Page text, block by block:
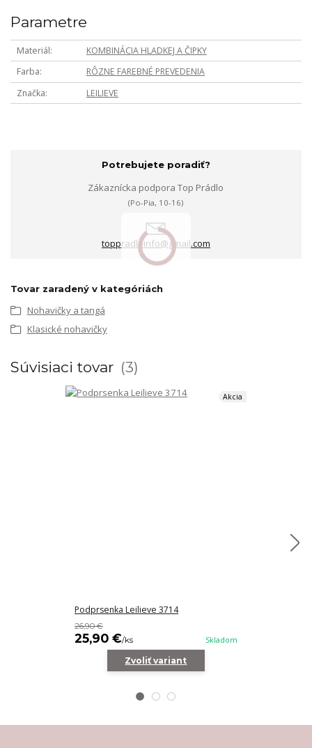
Parametre
Materiál
KOMBINÁCIA HLADKEJ A ČIPKY
Farba
RÔZNE FAREBNÉ PREVEDENIA
Značka
LEILIEVE
Potrebujete poradiť?
Zákaznícka podpora Top Prádlo
(Po-Pia, 10-16)
toppradloinfo@gmail.com
Tovar zaradený v kategóriách
Nohavičky a tangá
Klasické nohavičky
Súvisiaci tovar 3
Akcia
Podprsenka Leilieve 3714
26,90 €
25,90 €/ks Skladom
Zvoliť variant